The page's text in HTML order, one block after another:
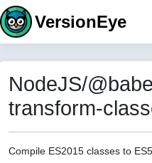
VersionEye
NodeJS/
transform-
Compile ES2015 classes to ES5